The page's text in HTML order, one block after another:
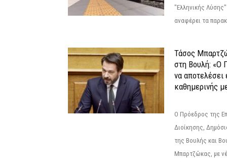
"Ελληνικής
αναφέρει τα
Τάσος
στη Βουλή: «Ο
να αποτελέσει
καθημερινής
Ο Πρόεδρος της
Διοίκησης,
της Βουλής και
Μπαρτζώκας, με